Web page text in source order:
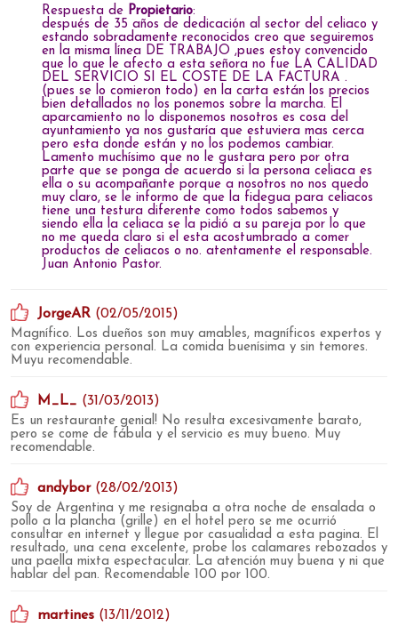
Respuesta de Propietario:
después de 35 años de dedicación al sector del celiaco y
estando sobradamente reconocidos creo que seguiremos
en la misma línea DE TRABAJO ,pues estoy convencido
que lo que le afecto a esta señora no fue LA CALIDAD
DEL SERVICIO SI EL COSTE DE LA FACTURA .
(pues se lo comieron todo) en la carta están los precios
bien detallados no los ponemos sobre la marcha. El
aparcamiento no lo disponemos nosotros es cosa del
ayuntamiento ya nos gustaría que estuviera mas cerca
pero esta donde están y no los podemos cambiar.
Lamento muchísimo que no le gustara pero por otra
parte que se ponga de acuerdo si la persona celiaca es
ella o su acompañante porque a nosotros no nos quedo
muy claro, se le informo de que la fidegua para celiacos
tiene una testura diferente como todos sabemos y
siendo ella la celiaca se la pidió a su pareja por lo que
no me queda claro si el esta acostumbrado a comer
productos de celiacos o no. atentamente el responsable.
Juan Antonio Pastor.
JorgeAR (02/05/2015)
Magnífico. Los dueños son muy amables, magníficos expertos y
con experiencia personal. La comida buenísima y sin temores.
Muyu recomendable.
M_L_ (31/03/2013)
Es un restaurante genial! No resulta excesivamente barato,
pero se come de fábula y el servicio es muy bueno. Muy
recomendable.
andybor(28/02/2013)
Soy de Argentina y me resignaba a otra noche de ensalada o
pollo a la plancha (grille) en el hotel pero se me ocurrió
consultar en internet y llegue por casualidad a esta pagina. El
resultado, una cena excelente, probe los calamares rebozados y
una paella mixta espectacular. La atención muy buena y ni que
hablar del pan. Recomendable 100 por 100.
martines (13/11/2012)